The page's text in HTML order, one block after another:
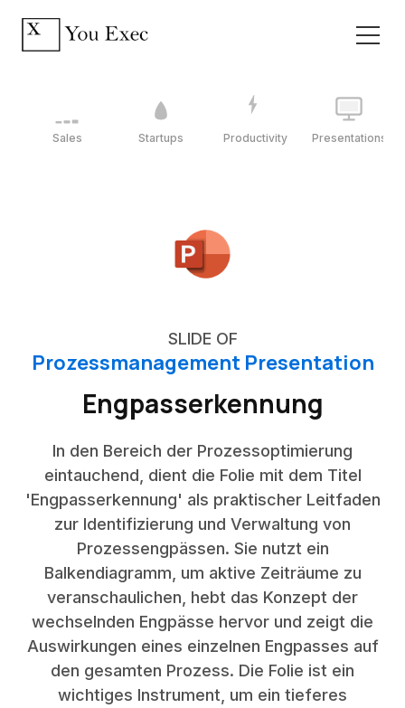
Sales Startups Productivity Presentations
SLIDE OF
Prozessmanagement Presentation
Engpasserkennung
In den Bereich der Prozessoptimierung
eintauchend, dient die Folie mit dem Titel
'Engpasserkennung' als praktischer Leitfaden
zur Identifizierung und Verwaltung von
Prozessengpässen. Sie nutzt ein
Balkendiagramm, um aktive Zeiträume zu
veranschaulichen, hebt das Konzept der
wechselnden Engpässe hervor und zeigt die
Auswirkungen eines einzelnen Engpasses auf
den gesamten Prozess. Die Folie ist ein
wichtiges Instrument, um ein tieferes